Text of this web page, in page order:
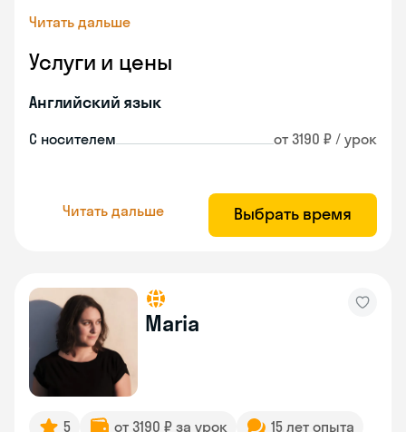
Читать дальше
Услуги и цены
Английский язык
С носителем от 3190 ₽ / урок
Читать дальше Выбрать время
Maria
5 от 3190 ₽ за урок
15 лет опыта